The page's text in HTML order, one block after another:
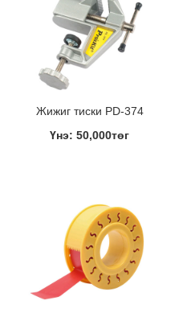
Жижиг тиски PD-374
Үнэ: 50,000төг